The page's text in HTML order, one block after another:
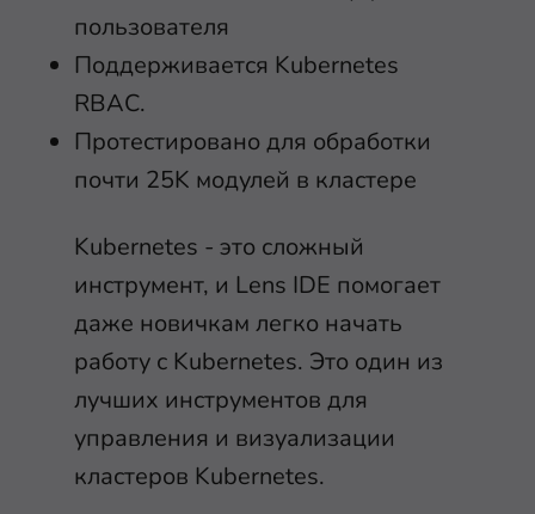
пользователя
Поддерживается Kubernetes
RBAC.
Протестировано для обработки
почти 25K модулей в кластере
Kubernetes - это сложный
инструмент, и Lens IDE помогает
даже новичкам легко начать
работу с Kubernetes. Это один из
лучших инструментов для
управления и визуализации
кластеров Kubernetes.